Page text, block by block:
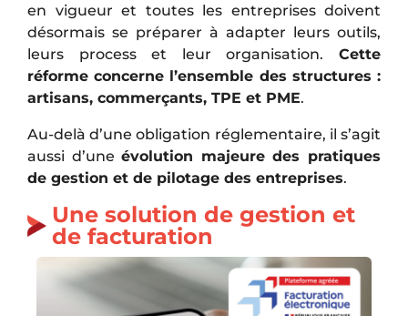
en vigueur et toutes les entreprises doivent
désormais se préparer à adapter leurs outils,
leurs process et leur organisation. Cette
réforme concerne l’ensemble des structures :
artisans, commerçants, TPE et PME.
Au-delà d’une obligation réglementaire, il s’agit
aussi d’uneévolution majeure des pratiques
de gestion et de pilotage des entreprises.
Une solution de gestion et
de facturation